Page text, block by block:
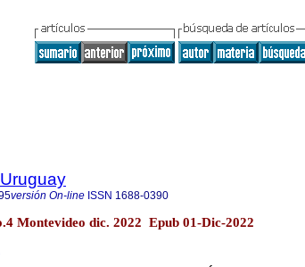
versión On-line ISSN 1688-0390
Montevideo dic. 2022 Epub 01-Dic-2022